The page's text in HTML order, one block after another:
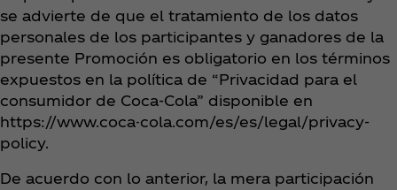
se advierte de que el tratamiento de los datos
personales de los participantes y ganadores de la
presente Promoción es obligatorio en los términos
expuestos en la política de “Privacidad para el
consumidor de Coca‑Cola” disponible en
https://www.coca-cola.com/es/es/legal/privacy-
policy.
De acuerdo con lo anterior, la mera participación